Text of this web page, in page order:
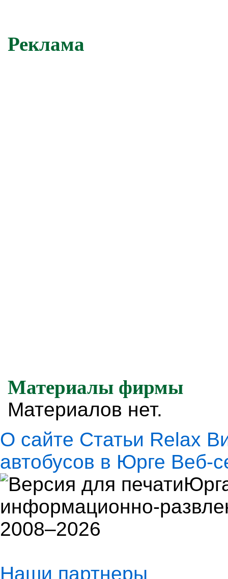
Реклама
Материалы фирмы
Материалов нет.
О сайте Статьи Relax
автобусов в Юрге Веб-
информационно-
2008–2026
Наши партнеры